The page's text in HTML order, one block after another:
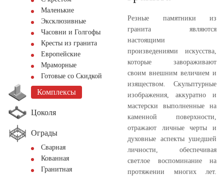
Маленькие
Эксклюзивные
Часовни и Голгофы
Кресты из гранита
Европейские
Мраморные
Готовые со Скидкой
Комплексы
Цоколя
Ограды
Сварная
Кованная
Гранитная
Резные памятники из
гранита являются
настоящими
произведениями искусства,
которые завораживают
своим внешним величием и
изяществом. Скульптурные
изображения, аккуратно и
мастерски выполненные на
каменной поверхности,
отражают личные черты и
духовные аспекты ушедшей
личности, обеспечивая
светлое воспоминание на
протяжении многих лет.